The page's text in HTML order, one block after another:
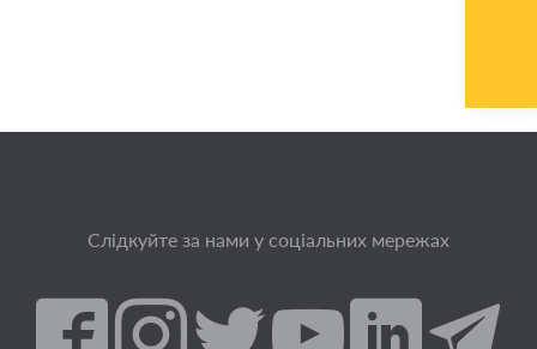
Слідкуйте за нами у соціальних мережах